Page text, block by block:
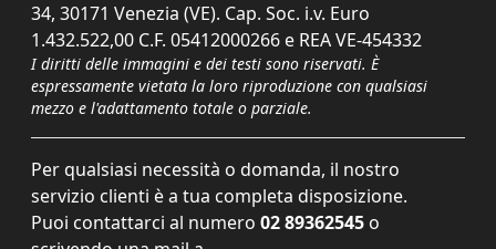
34, 30171 Venezia (VE). Cap. Soc. i.v. Euro
1.432.522,00 C.F. 05412000266 e REA VE-454332
I diritti delle immagini e dei testi sono riservati. È
espressamente vietata la loro riproduzione con qualsiasi
mezzo e l'adattamento totale o parziale.
Per qualsiasi necessità o domanda, il nostro
servizio clienti è a tua completa disposizione.
Puoi contattarci al numero 02 89362545 o